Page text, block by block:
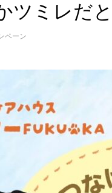
ツミレだ
ペーン